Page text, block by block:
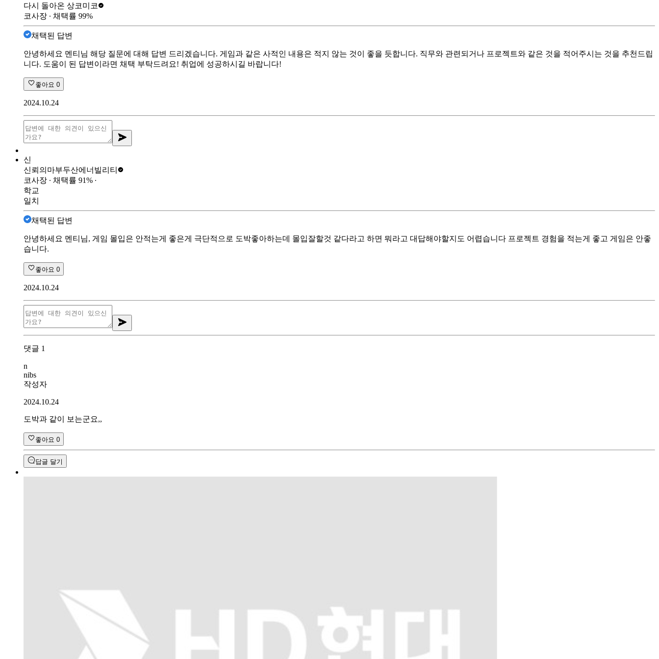
다시 돌아온 상코미코
코사장 ∙ 채택률 99%
채택된 답변
안녕하세요 멘티님 해당 질문에 대해 답변 드리겠습니다. 게임과 같은 사적인 내용은 적지 않는 것이 좋을 듯합니다. 직무와 관련되거나 프로젝트와 같은 것을 적어주시는 것을 추천드립
니다. 도움이 된 답변이라면 채택 부탁드려요! 취업에 성공하시길 바랍니다!
좋아요 0
2024.10.24
신
신뢰의마부두산에너빌리티
코사장 ∙ 채택률 91% ∙
학교
일치
채택된 답변
안녕하세요 멘티님, 게임 몰입은 안적는게 좋은게 극단적으로 도박좋아하는데 몰입잘할것 같다라고 하면 뭐라고 대답해야할지도 어렵습니다 프로젝트 경험을 적는게 좋고 게임은 안좋
습니다.
좋아요 0
2024.10.24
댓글 1
n
nibs
작성자
2024.10.24
도박과 같이 보는군요,,
좋아요 0
답글 달기